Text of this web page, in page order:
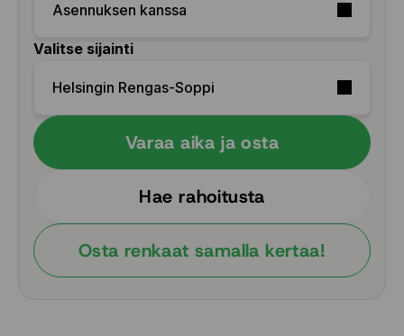
Asennuksen kanssa
Valitse sijainti
Helsingin Rengas-Soppi
Varaa aika ja osta
Hae rahoitusta
Osta renkaat samalla kertaa!